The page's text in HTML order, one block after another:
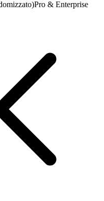
Pro & Enterprise